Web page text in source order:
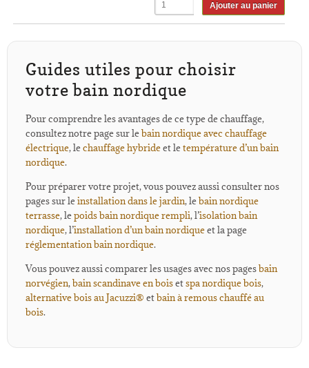
Ajouter au panier
Guides utiles pour choisir
votre bain nordique
Pour comprendre les avantages de ce type de chauffage,
consultez notre page sur lebain nordique avec chauffage
électrique, lechauffage hybrideet letempérature d’un bain
nordique.
Pour préparer votre projet, vous pouvez aussi consulter nos
pages sur leinstallation dans le jardin, lebain nordique
terrasse, lepoids bain nordique rempli, l’isolation bain
nordique, l’installation d’un bain nordiqueet la page
réglementation bain nordique.
Vous pouvez aussi comparer les usages avec nos pagesbain
norvégien,bain scandinave en boisetspa nordique bois,
alternative bois au Jacuzzi® etbain à remous chauffé au
bois.